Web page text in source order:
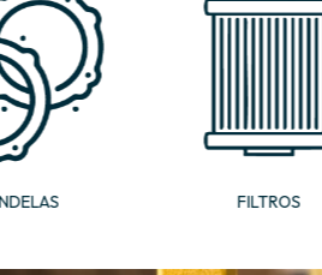
FILTROS